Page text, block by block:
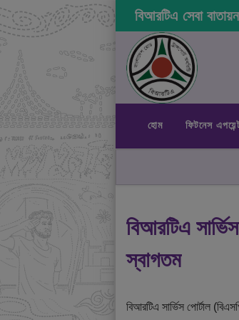
বিআরটিএ সেবা বাতায়ন
হোম ফিটনেস
বিআরটিএ সার্ভিস
স্বাগতম
বিআরটিএ সার্ভিস পোর্টাল